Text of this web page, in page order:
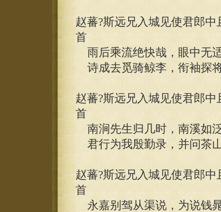
赵蕃?斯远兄入城见使君郎
首
雨后乘流绝快哉，眼中无
诗成去觅骑鲸李，衔袖探
赵蕃?斯远兄入城见使君郎
首
南涧先生归几时，南溪如
君行为我殷勤录，并问茶
赵蕃?斯远兄入城见使君郎
首
永嘉别驾从渠说，为说钱